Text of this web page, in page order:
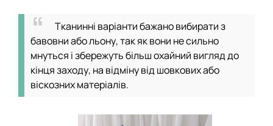
Тканинні варіанти бажано вибирати з
бавовни або льону, так як вони не сильно
мнуться і збережуть більш охайний вигляд до
кінця заходу, на відміну від шовкових або
віскозних матеріалів.